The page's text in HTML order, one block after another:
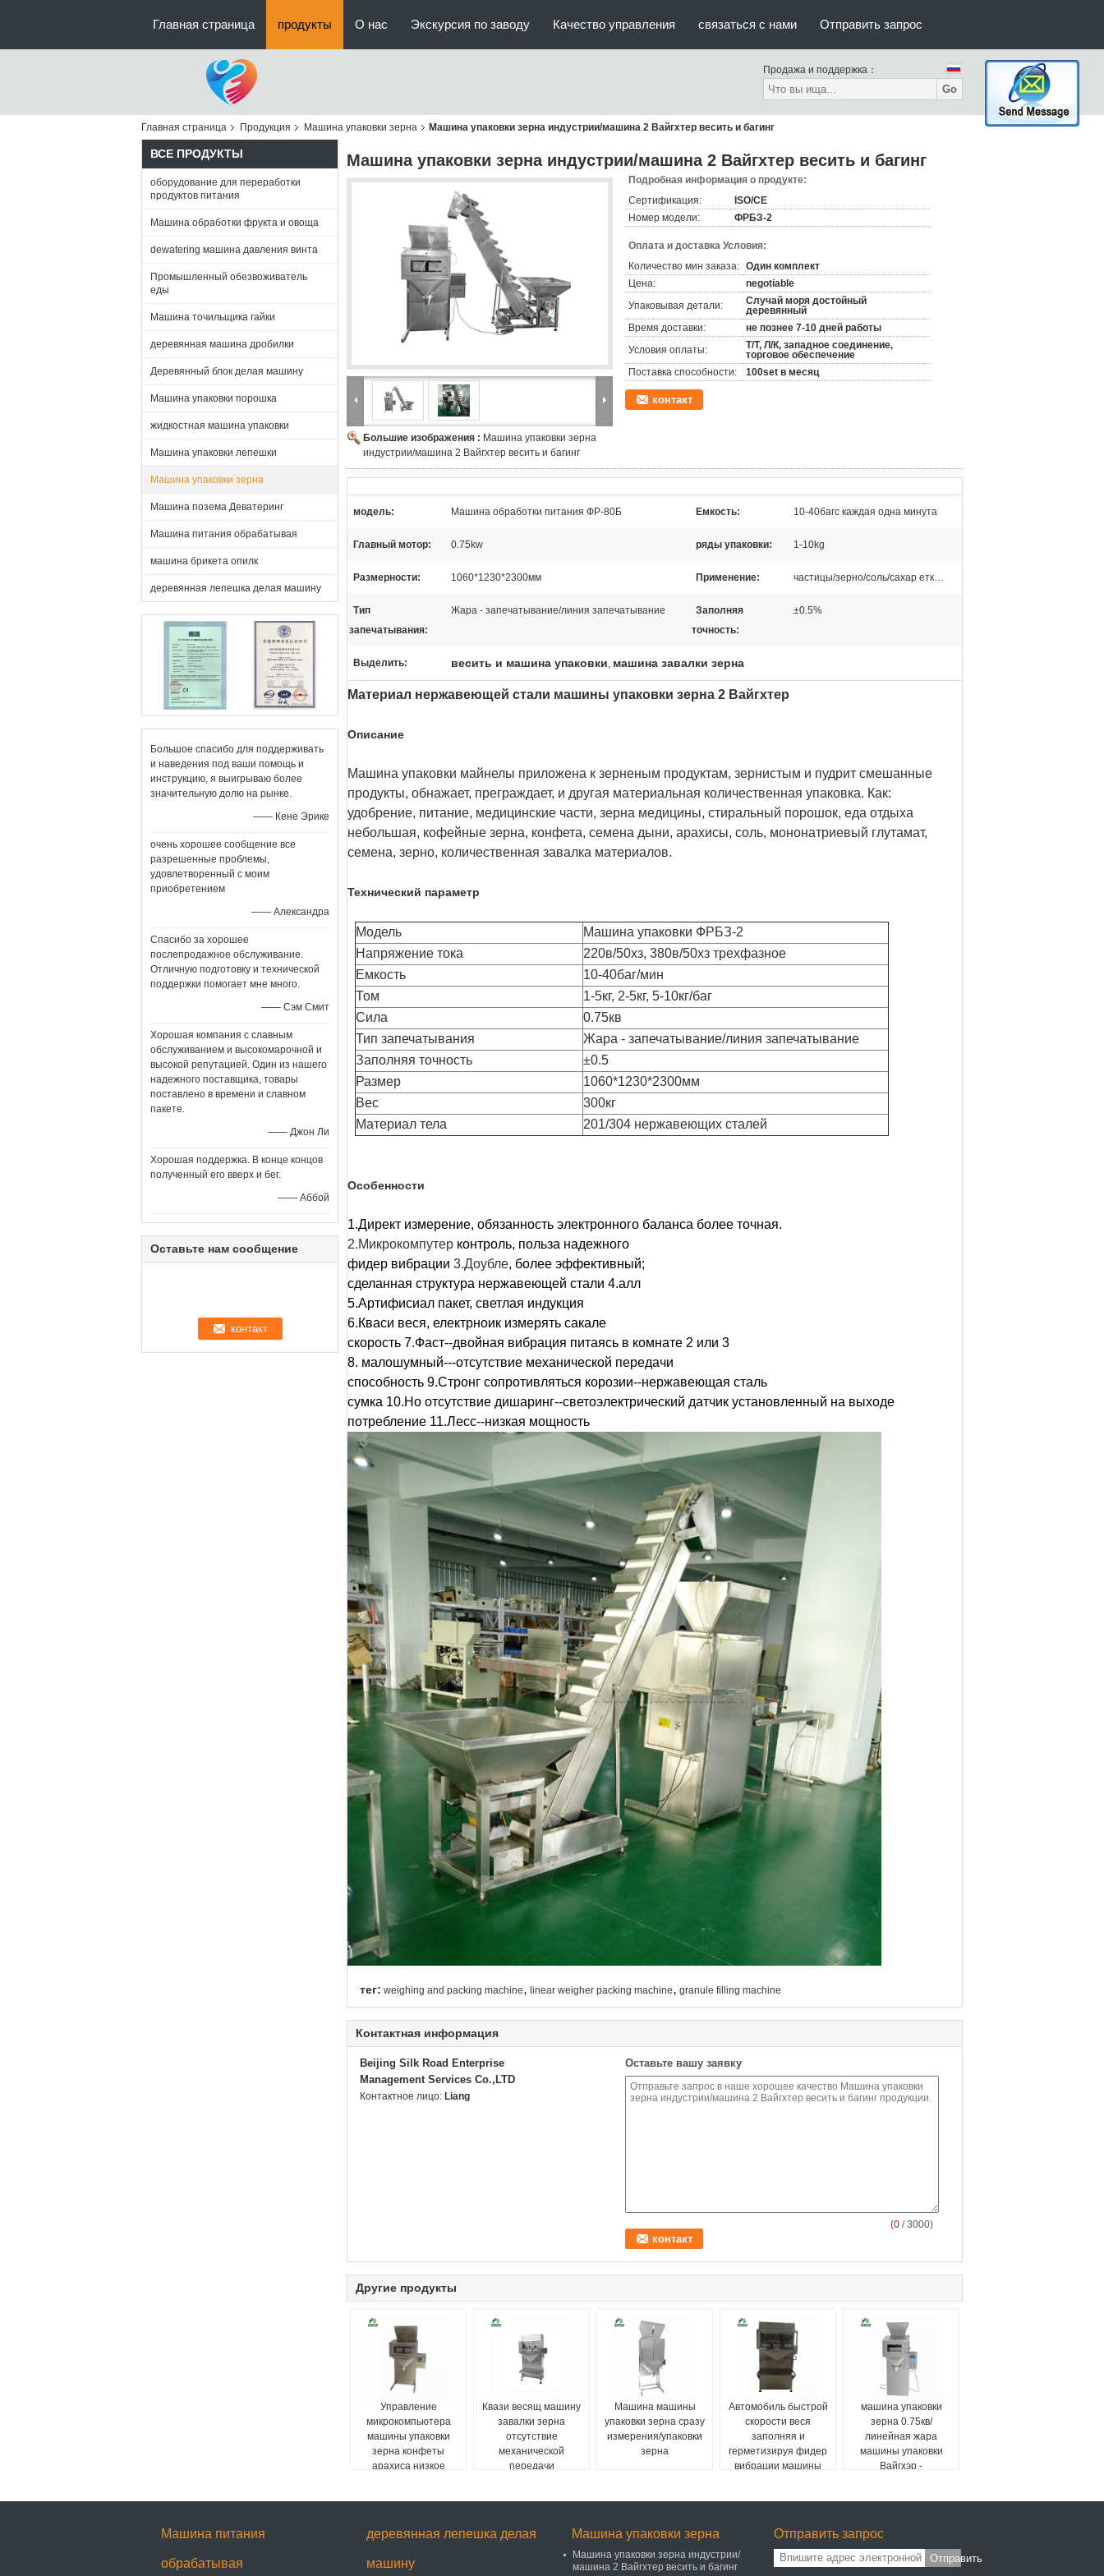
Главная страница продукты О нас Экскурсия по заводу Качество управления связаться с нами Отправить запрос
Продажа и поддержка：
Go
Главная страница Продукция Машина упаковки зерна Машина упаковки зерна индустрии/машина 2 Вайгхтер весить и багинг
ВСЕ ПРОДУКТЫ
оборудование для переработки
продуктов питания
Машина обработки фрукта и овоща
dewatering машина давления винта
Промышленный обезвоживатель
еды
Машина точильщика гайки
деревянная машина дробилки
Деревянный блок делая машину
Машина упаковки порошка
жидкостная машина упаковки
Машина упаковки лепешки
Машина упаковки зерна
Машина позема Деватеринг
Машина питания обрабатывая
машина брикета опилк
деревянная лепешка делая машину
Большое спасибо для поддерживать
и наведения под ваши помощь и
инструкцию, я выигрываю более
значительную долю на рынке.
—— Кене Эрике
очень хорошее сообщение все
разрешенные проблемы,
удовлетворенный с моим
приобретением
—— Александра
Спасибо за хорошее
послепродажное обслуживание.
Отличную подготовку и технической
поддержки помогает мне много.
—— Сэм Смит
Хорошая компания с славным
обслуживанием и высокомарочной и
высокой репутацией. Один из нашего
надежного поставщика, товары
поставлено в времени и славном
пакете.
—— Джон Ли
Хорошая поддержка. В конце концов
полученный его вверх и бег.
—— Аббой
Оставьте нам сообщение
Машина упаковки зерна индустрии/машина 2 Вайгхтер весить и багинг
Большие изображения : Машина упаковки зерна
индустрии/машина 2 Вайгхтер весить и багинг
Подробная информация о продукте:
Сертификация:
ISO/CE
Номер модели:
ФРБЗ-2
Оплата и доставка Условия:
Количество мин заказа: Один комплект
Цена:
negotiable
Упаковывая детали:
Случай моря достойный
деревянный
Время доставки:
не познее 7-10 дней работы
Условия оплаты:
Т/Т, Л/К, западное соединение,
торговое обеспечение
Поставка способности:
100set в месяц
контакт
модель: Машина обработки питания ФР-80Б Емкость: 10-40багс каждая одна минута
Главный мотор: 0.75kw ряды упаковки: 1-10kg
Размерности: 1060*1230*2300мм Применение: частицы/зерно/соль/сахар етк…
Тип
запечатывания:
Жара - запечатывание/линия запечатывание
Заполняя
точность:
±0.5%
Выделить: весить и машина упаковки, машина завалки зерна
Материал нержавеющей стали машины упаковки зерна 2 Вайгхтер
Описание
Машина упаковки майнелы приложена к зерненым продуктам, зернистым и пудрит смешанные
продукты, обнажает, преграждает, и другая материальная количественная упаковка. Как:
удобрение, питание, медицинские части, зерна медицины, стиральный порошок, еда отдыха
небольшая, кофейные зерна, конфета, семена дыни, арахисы, соль, мононатриевый глутамат,
семена, зерно, количественная завалка материалов.
Технический параметр
Модель
Машина упаковки ФРБЗ-2
Напряжение тока
220в/50хз, 380в/50хз трехфазное
Емкость
10-40баг/мин
Том
1-5кг, 2-5кг, 5-10кг/баг
Сила
0.75кв
Тип запечатывания
Жара - запечатывание/линия запечатывание
Заполняя точность
±0.5
Размер
1060*1230*2300мм
Вес
300кг
Материал тела
201/304 нержавеющих сталей
Особенности
1.Директ измерение, обязанность электронного баланса более точная.
2.Микрокомпутер контроль, польза надежного
фидер вибрации 3.Доубле, более эффективный;
сделанная структура нержавеющей стали 4.алл
5.Артифисиал пакет, светлая индукция
6.Кваси веся, електрноик измерять сакале
скорость 7.Фаст--двойная вибрация питаясь в комнате 2 или 3
8. малошумный---отсутствие механической передачи
способность 9.Стронг сопротивляться корозии--нержавеющая сталь
сумка 10.Но отсутствие дишаринг--светоэлектрический датчик установленный на выходе
потребление 11.Лесс--низкая мощность
тег: weighing and packing machine, linear weigher packing machine, granule filling machine
Контактная информация
Beijing Silk Road Enterprise
Management Services Co.,LTD
Контактное лицо: Liang
Оставьте вашу заявку
(0 / 3000)
Другие продукты
Управление
микрокомпьютера
машины упаковки
зерна конфеты
арахиса низкое
Квази весящ машину
завалки зерна
отсутствие
механической
передачи
Машина машины
упаковки зерна сразу
измерения/упаковки
зерна
Автомобиль быстрой
скорости веся
заполняя и
герметизируя фидер
вибрации машины
машина упаковки
зерна 0.75кв/
линейная жара
машины упаковки
Вайгхэр -
Машина питания
обрабатывая
деревянная лепешка делая
машину
Машина упаковки зерна
Машина упаковки зерна индустрии/
машина 2 Вайгхтер весить и багинг
Отправить запрос
Отправить